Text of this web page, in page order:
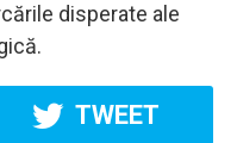
disperate ale
TWEET